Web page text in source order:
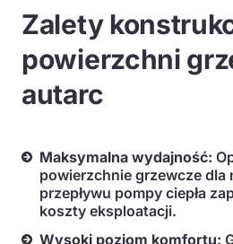
Zalety
powierzchni
autarc
Maksymalna wydajność:
powierzchnie grzewcze dla
przepływu pompy ciepła
koszty eksploatacji.
Wysoki poziom komfortu: